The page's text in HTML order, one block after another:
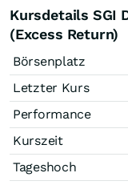
Kursdetails SGI
(Excess Return)
Börsenplatz
Letzter Kurs
Performance
Kurszeit
Tageshoch